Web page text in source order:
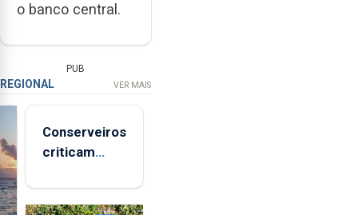
o banco central.
PUB
REGIONAL VER MAIS
Conserveiros
criticam
brancas com